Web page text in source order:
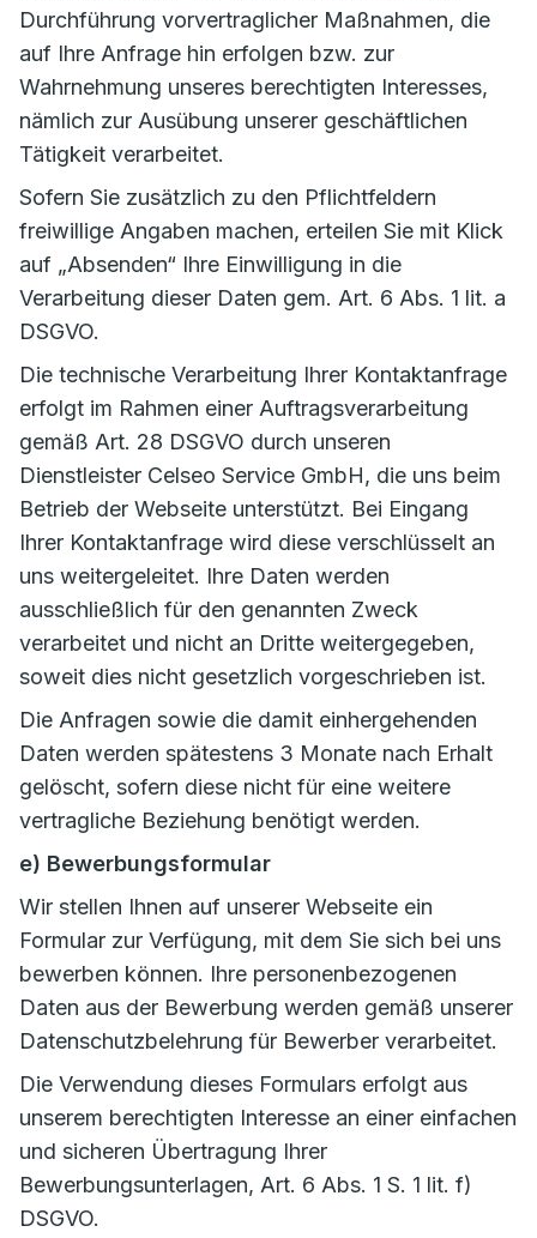
Durchführung vorvertraglicher Maßnahmen, die
auf Ihre Anfrage hin erfolgen bzw. zur
Wahrnehmung unseres berechtigten Interesses,
nämlich zur Ausübung unserer geschäftlichen
Tätigkeit verarbeitet.
Sofern Sie zusätzlich zu den Pflichtfeldern
freiwillige Angaben machen, erteilen Sie mit Klick
auf „Absenden“ Ihre Einwilligung in die
Verarbeitung dieser Daten gem. Art. 6 Abs. 1 lit. a
DSGVO.
Die technische Verarbeitung Ihrer Kontaktanfrage
erfolgt im Rahmen einer Auftragsverarbeitung
gemäß Art. 28 DSGVO durch unseren
Dienstleister Celseo Service GmbH, die uns beim
Betrieb der Webseite unterstützt. Bei Eingang
Ihrer Kontaktanfrage wird diese verschlüsselt an
uns weitergeleitet. Ihre Daten werden
ausschließlich für den genannten Zweck
verarbeitet und nicht an Dritte weitergegeben,
soweit dies nicht gesetzlich vorgeschrieben ist.
Die Anfragen sowie die damit einhergehenden
Daten werden spätestens 3 Monate nach Erhalt
gelöscht, sofern diese nicht für eine weitere
vertragliche Beziehung benötigt werden.
e) Bewerbungsformular
Wir stellen Ihnen auf unserer Webseite ein
Formular zur Verfügung, mit dem Sie sich bei uns
bewerben können. Ihre personenbezogenen
Daten aus der Bewerbung werden gemäß unserer
Datenschutzbelehrung für Bewerber verarbeitet.
Die Verwendung dieses Formulars erfolgt aus
unserem berechtigten Interesse an einer einfachen
und sicheren Übertragung Ihrer
Bewerbungsunterlagen, Art. 6 Abs. 1 S. 1 lit. f)
DSGVO.